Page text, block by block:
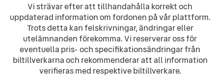
Vi strävar efter att tillhandahålla korrekt och
uppdaterad information om fordonen på vår plattform.
Trots detta kan felskrivningar, ändringar eller
utelämnanden förekomma. Vi reserverar oss för
eventuella pris- och specifikationsändringar från
biltillverkarna och rekommenderar att all information
verifieras med respektive biltillverkare.